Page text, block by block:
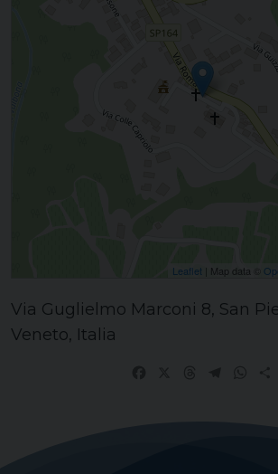
Leaflet | Map data ©
Via Guglielmo Marconi 8, San
Veneto, Italia